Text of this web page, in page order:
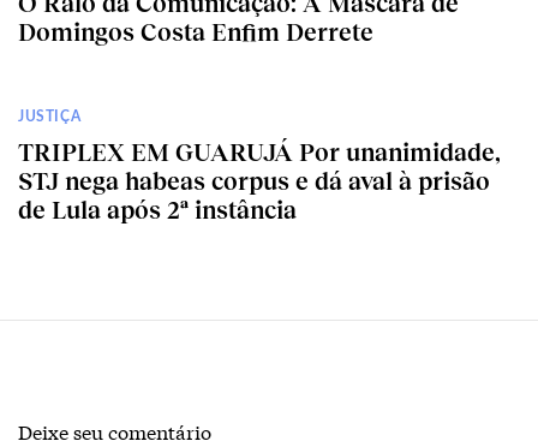
Domingos Costa Enfim Derrete
JUSTIÇA
TRIPLEX EM GUARUJÁ Por unanimidade,
STJ nega habeas corpus e dá aval à prisão
de Lula após 2ª instância
Deixe seu comentário